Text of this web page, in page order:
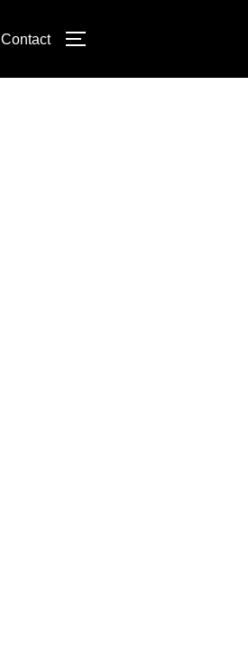
Contact PERMUTER LA